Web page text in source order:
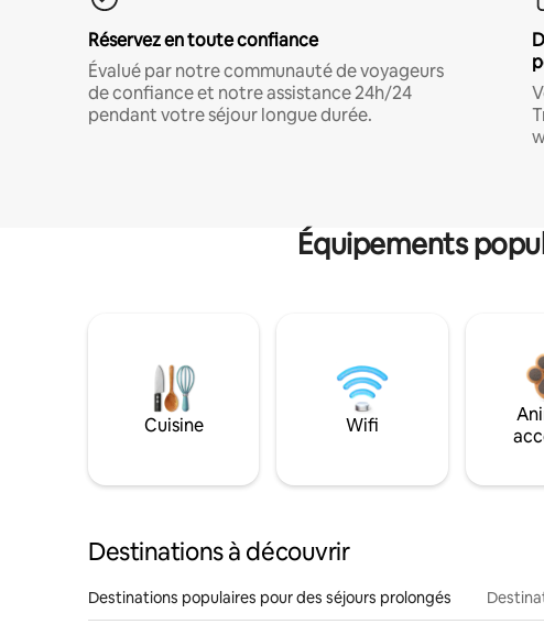
Réservez en toute confiance
Évalué par notre communauté de voyageurs
de confiance et notre assistance 24h/24
pendant votre séjour longue durée.
Équipements
Cuisine Wifi
Destinations à découvrir
Destinations populaires pour des séjours prolongés